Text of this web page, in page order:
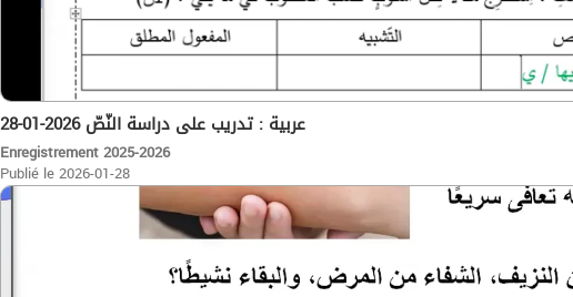
28-01-2026 عربية : تدريب على دراسة النّصّ
Enregistrement 2025-2026
Publié le 2026-01-28
01:51:03